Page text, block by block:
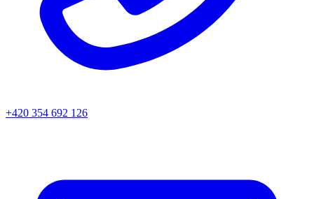
+420 354 692 126